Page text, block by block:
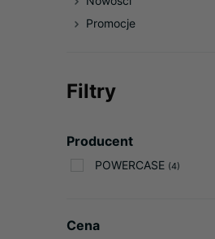
Promocje
Filtry
Producent
POWERCASE (4)
Cena